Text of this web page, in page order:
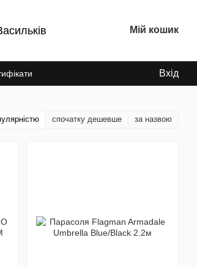
Мій кошик
Вхід
спочатку дешевше за назвою